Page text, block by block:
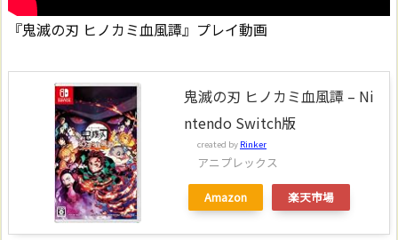
『鬼滅の刃 ヒノカミ血風譚』プレイ動画
鬼滅の刃 ヒノカミ血風譚 – Ni
ntendo Switch版
created by Rinker
アニプレックス
Amazon 楽天市場